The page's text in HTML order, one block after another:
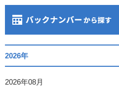
2026年
2026年08月